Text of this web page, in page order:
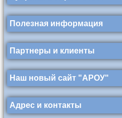
Полезная информация
Партнеры и клиенты
Наш новый сайт "АРОУ"
Адрес и контакты